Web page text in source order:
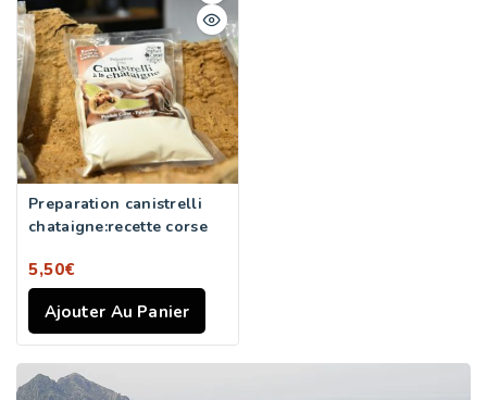
Preparation canistrelli
chataigne:recette corse
5,50€
Ajouter Au Panier